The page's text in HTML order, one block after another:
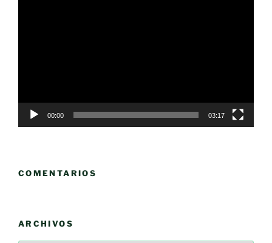
00:00 03:17
COMENTARIOS
ARCHIVOS